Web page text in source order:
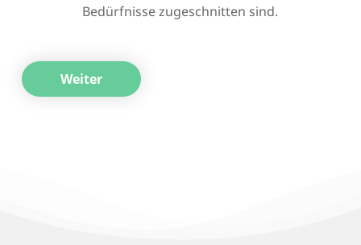
Bedürfnisse zugeschnitten sind.
Weiter